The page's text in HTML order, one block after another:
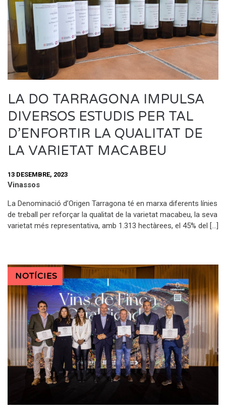
LA DO TARRAGONA IMPULSA
DIVERSOS ESTUDIS PER TAL
D’ENFORTIR LA QUALITAT DE
LA VARIETAT MACABEU
13 DESEMBRE, 2023
Vinassos
La Denominació d’Origen Tarragona té en marxa diferents línies
de treball per reforçar la qualitat de la varietat macabeu, la seva
varietat més representativa, amb 1.313 hectàrees, el 45% del […]
NOTÍCIES